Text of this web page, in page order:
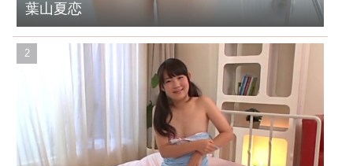
葉山夏恋